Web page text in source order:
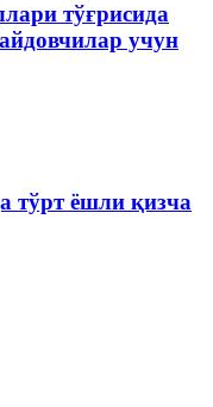
тўғрисида
учун
тўрт ёшли қизча